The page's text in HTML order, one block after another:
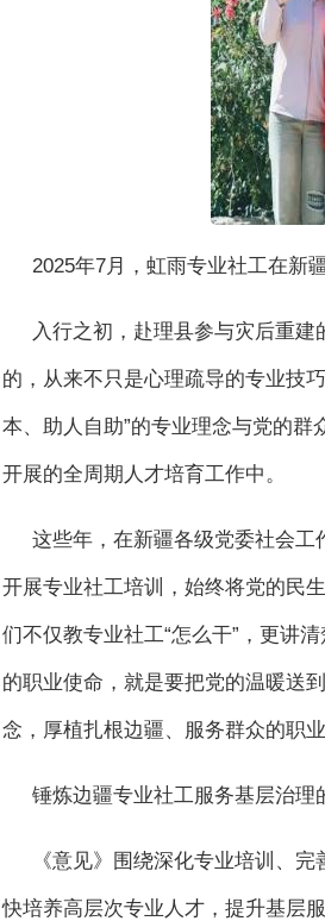
2025年7月，虹雨专业社工在新
入行之初，赴理县参与灾后重
的，从来不只是心理疏导的专业技
本、助人自助”的专业理念与党的
开展的全周期人才培育工作中。
这些年，在新疆各级党委社会
开展专业社工培训，始终将党的民
们不仅教专业社工“怎么干”，更讲
的职业使命，就是要把党的温暖送
念，厚植扎根边疆、服务群众的职
锤炼边疆专业社工服务基层治理
《意见》围绕深化专业培训、
快培养高层次专业人才，提升基层